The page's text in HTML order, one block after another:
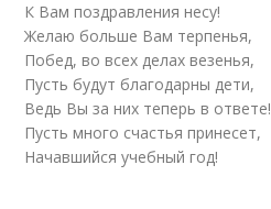
К Вам поздравления несу!
Желаю больше Вам терпенья,
Побед, во всех делах везенья,
Пусть будут благодарны дети,
Ведь Вы за них теперь в ответе!
Пусть много счастья принесет,
Начавшийся учебный год!